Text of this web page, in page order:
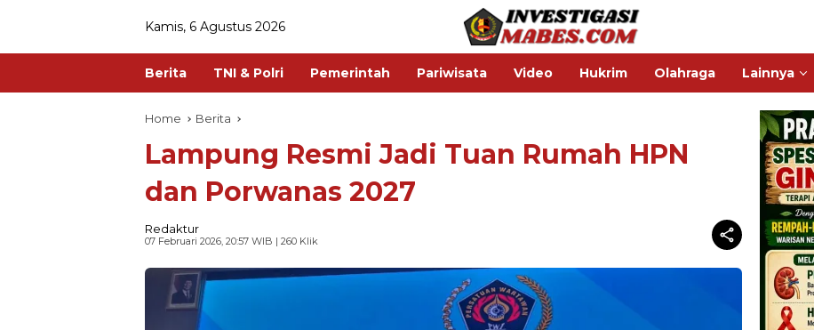
Kamis, 6 Agustus 2026
Berita TNI & Polri Pemerintah Pariwisata Video Hukrim Olahraga Lainnya
Home Berita
Lampung Resmi Jadi Tuan Rumah HPN
dan Porwanas 2027
Redaktur
07 Februari 2026, 20:57 WIB | 260 Klik